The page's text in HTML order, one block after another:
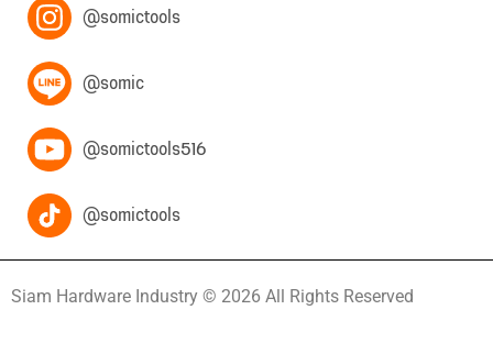
@somictools
@somic
@somictools516
@somictools
Siam Hardware Industry © 2026 All Rights Reserved